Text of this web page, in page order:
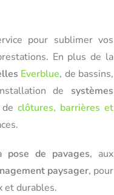
pour sublimer vos
En plus de la
Everblue, de bassins,
de systèmes
clôtures, barrières et
pose de pavages, aux
paysager, pour
et durables.